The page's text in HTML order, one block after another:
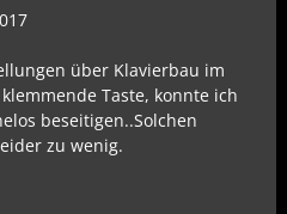
über Klavierbau im
Taste, konnte ich
beseitigen..Solchen
zu wenig.